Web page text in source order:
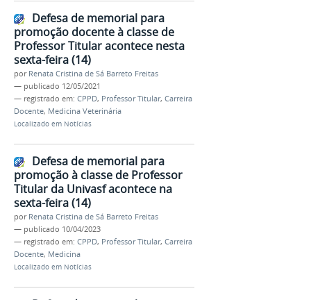
Defesa de memorial para
promoção docente à classe de
Professor Titular acontece nesta
sexta-feira (14)
por Renata Cristina de Sá Barreto Freitas
— publicado 12/05/2021
— registrado em: CPPD, Professor Titular, Carreira
Docente, Medicina Veterinária
Localizado em Notícias
Defesa de memorial para
promoção à classe de Professor
Titular da Univasf acontece na
sexta-feira (14)
por Renata Cristina de Sá Barreto Freitas
— publicado 10/04/2023
— registrado em: CPPD, Professor Titular, Carreira
Docente, Medicina
Localizado em Notícias